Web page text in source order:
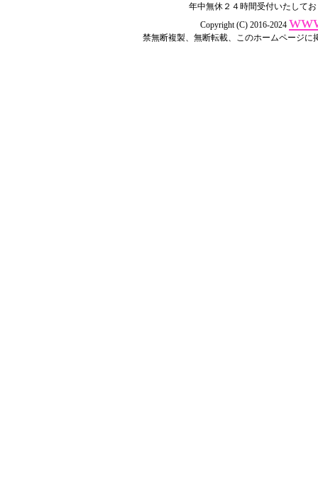
年中無休２４時間受付いたして
Copyright (C) 2016-2024
禁無断複製、無断転載、このホームページ